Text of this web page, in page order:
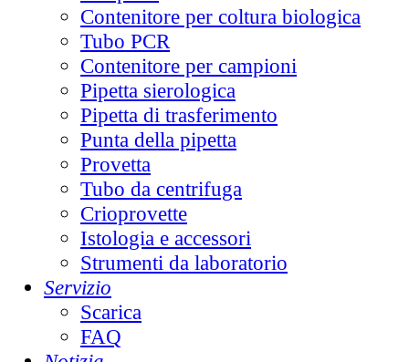
Contenitore per coltura biologica
Tubo PCR
Contenitore per campioni
Pipetta sierologica
Pipetta di trasferimento
Punta della pipetta
Provetta
Tubo da centrifuga
Crioprovette
Istologia e accessori
Strumenti da laboratorio
Servizio
Scarica
FAQ